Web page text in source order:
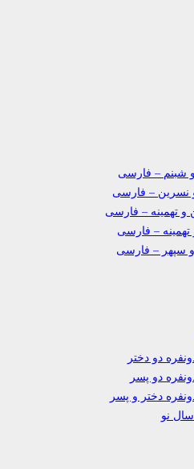
شبنم – فارسی
نسرین – فارسی
و تهمینه – فارسی
– فارسی
و سپهر – فارسی
دو دختر
دو پسر
دختر و پسر
نو